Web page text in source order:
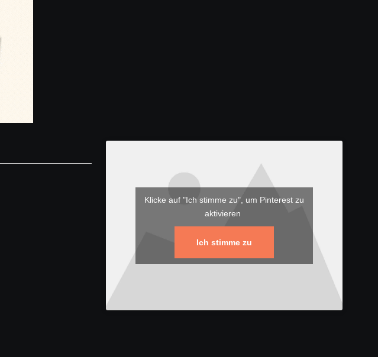
Klicke auf "Ich stimme zu", um Pinterest zu
aktivieren
Ich stimme zu